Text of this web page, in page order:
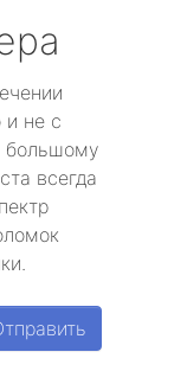
и не с
большому
всегда